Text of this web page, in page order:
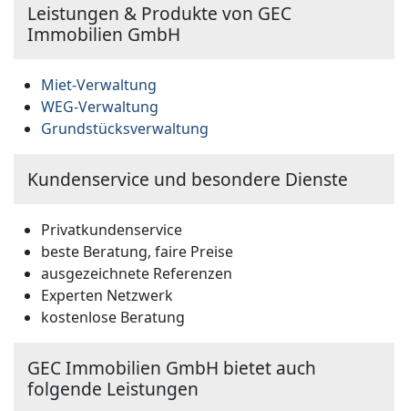
Leistungen & Produkte von GEC
Immobilien GmbH
Miet-Verwaltung
WEG-Verwaltung
Grundstücks­verwaltung
Kundenservice und besondere Dienste
Privatkundenservice
beste Beratung, faire Preise
ausgezeichnete Referenzen
Experten Netzwerk
kostenlose Beratung
GEC Immobilien GmbH bietet auch
folgende Leistungen